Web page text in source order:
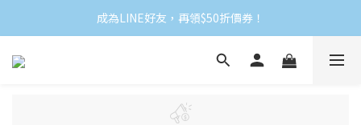
成為LINE好友，再領$50折價券！